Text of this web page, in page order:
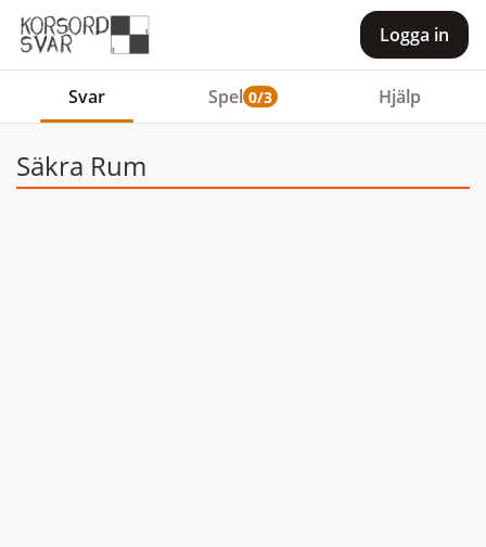
Logga in
Svar Spel 0/3 Hjälp
Säkra Rum